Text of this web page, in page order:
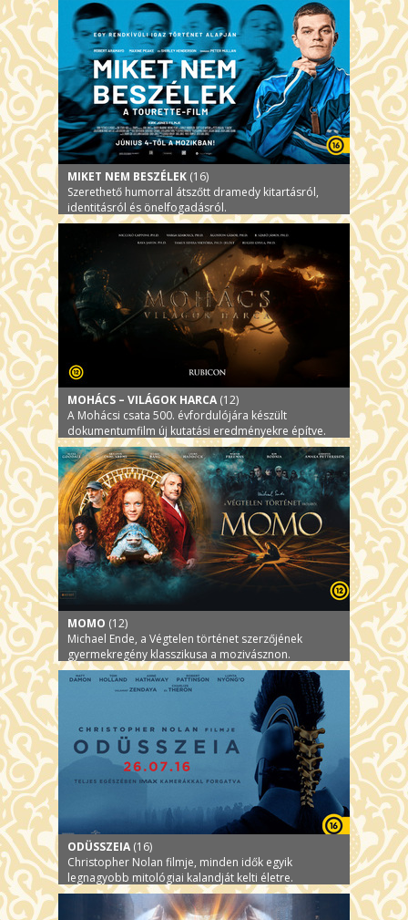
MIKET NEM BESZÉLEK (16)
Szerethető humorral átszőtt dramedy kitartásról,
identitásról és önelfogadásról.
MOHÁCS – VILÁGOK HARCA (12)
A Mohácsi csata 500. évfordulójára készült
dokumentumfilm új kutatási eredményekre építve.
MOMO (12)
Michael Ende, a Végtelen történet szerzőjének
gyermekregény klasszikusa a mozivásznon.
ODÜSSZEIA (16)
Christopher Nolan filmje, minden idők egyik
legnagyobb mitológiai kalandját kelti életre.